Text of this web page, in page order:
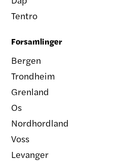
Tentro
Forsamlinger
Bergen
Trondheim
Grenland
Os
Nordhordland
Voss
Levanger